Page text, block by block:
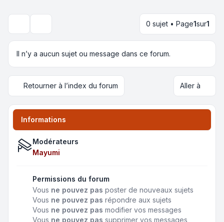
0 sujet • Page1sur1
Il n’y a aucun sujet ou message dans ce forum.
Retourner à l’index du forum Aller à
Informations
Modérateurs
Mayumi
Permissions du forum
Vous ne pouvez pas poster de nouveaux sujets
Vous ne pouvez pas répondre aux sujets
Vous ne pouvez pas modifier vos messages
Vous ne pouvez pas supprimer vos messages